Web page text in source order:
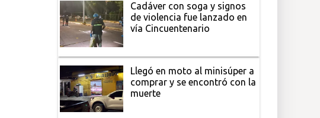
Cadáver con soga y signos
de violencia fue lanzado en
vía Cincuentenario
Llegó en moto al minisúper a
comprar y se encontró con la
muerte